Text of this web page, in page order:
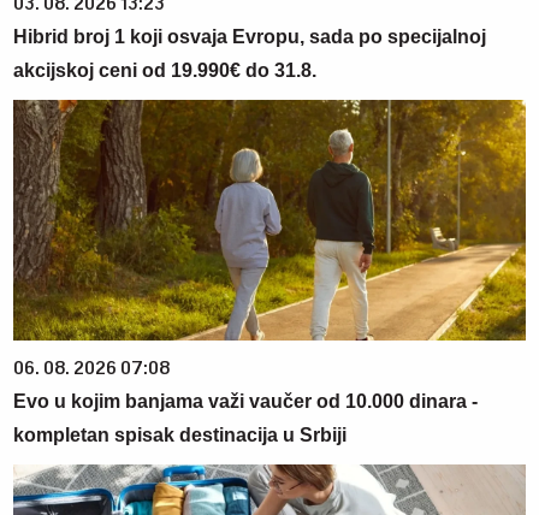
Hibrid broj 1 koji osvaja Evropu, sada po specijalnoj
akcijskoj ceni od 19.990€ do 31.8.
06. 08. 2026 07:08
Evo u kojim banjama važi vaučer od 10.000 dinara -
kompletan spisak destinacija u Srbiji